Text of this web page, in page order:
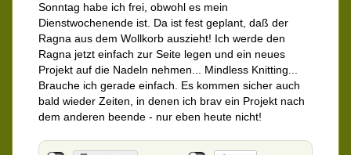
Sonntag habe ich frei, obwohl es mein
Dienstwochenende ist. Da ist fest geplant, daß der
Ragna aus dem Wollkorb auszieht! Ich werde den
Ragna jetzt einfach zur Seite legen und ein neues
Projekt auf die Nadeln nehmen... Mindless Knitting...
Brauche ich gerade einfach. Es kommen sicher auch
bald wieder Zeiten, in denen ich brav ein Projekt nach
dem anderen beende - nur eben heute nicht!